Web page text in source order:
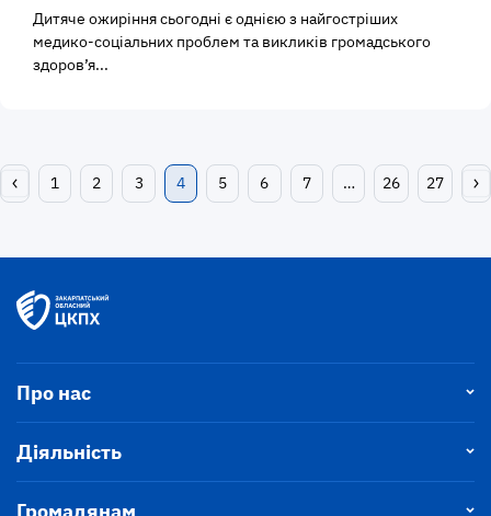
Дитяче ожиріння сьогодні є однією з найгостріших
медико-соціальних проблем та викликів громадського
здоров’я...
1 2 3 4 5 6 7 … 26 27
Про нас
Діяльність
Громадянам